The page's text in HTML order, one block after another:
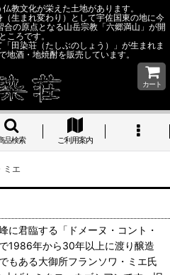
教文化が栄えた土地があります。
生まれ変わり）として宇佐国東の地に今
の原点となる山岳宗教「六郷満山」が開
ころです。
田染荘（たしぶのしょう）」が生まれま
地酒・地焼酎を販売しています。
カート
品検索 ご利用案内
ミエ
に君臨する「ドメーヌ・コント・
1986年から30年以上に渡り醸造
もある大御所フランソワ・ミエ氏